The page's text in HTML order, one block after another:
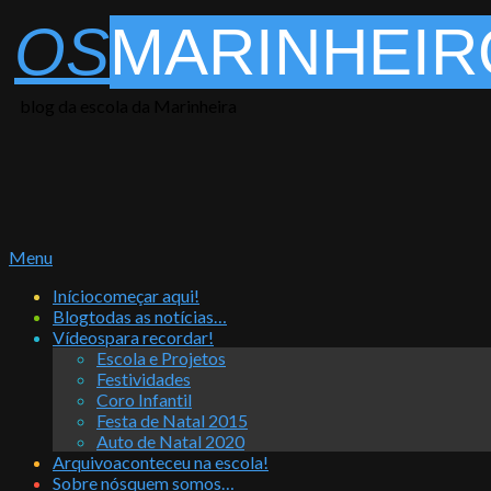
to
content
OS
Primary
Menu
Menu
Iníciocomeçar aqui!
Blogtodas as notícias…
Vídeospara recordar!
Escola e Projetos
Festividades
Coro Infantil
Festa de Natal 2015
Auto de Natal 2020
Arquivoaconteceu na escola!
Sobre nósquem somos…